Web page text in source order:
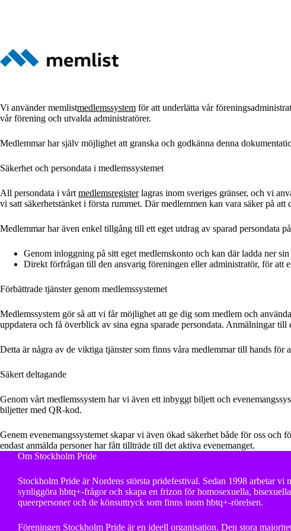
Vi använder memlistmedlemssystem för att underlätta vår
vår förening och utvalda administratörer.
Medlemmar har själv möjlighet att granska och godkänna denna
Säkerhet och persondata i medlemssystemet
All persondata i vårt medlemsregisterlagras inom sveriges gränser, och vi
vi satt säkerhetstänket i första rummet. Där medlemmen kan vara säker på att
Medlemmar har även enkel tillgång till ett eget utdrag av sparad persondata
Genom inloggning på sitt eget medlemskonto och kan där ladda ner
Direkt förfrågan till den ansvarig föreningen eller administratör, för att
Förbättrade tjänster genom medlemssystemet
Medlemssystem gör så att vi får möjlighet att ge dig som medlem och
uppdatera och få överblick av sina egna sparade persondata. Anmälningar
Detta är några av de viktiga tjänster som finns våra medlemmar till hands
Säkert deltagande
Genom vårt medlemssystem har vi även ett inbyggt biljett och
biljetter med QR-kod.
Genem evenemangssystemet skapar vi även ökad säkerhet både för oss
endast anmälda personer har fått tillträde till det aktiva evenemanget.
Om Stockholm Pride
Stockholm Pride är Nordens största pridefestival. Sedan 1998 arbetar vi
synliggöra hbtq+-frågor och skapa en frizon för homosexuella,
queerpersoner och de könsuttryck som finns inom hbtq+-rörelsen.
Föreningen Stockholm Pride är en ideell organisation. Den stora